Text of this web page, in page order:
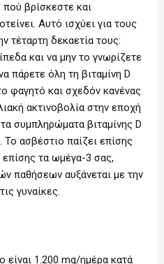
πού βρίσκεστε και
Αυτό ισχύει για τους
τέταρτη δεκαετία τους:
και να μην το γνωρίζετε
πάρετε όλη τη βιταμίνη D
φαγητό και σχεδόν κανένας
ακτινοβολία στην εποχή
συμπληρώματα βιταμίνης D
Το ασβέστιο παίζει επίσης
επίσης τα ωμέγα-3 σας,
παθήσεων αυξάνεται με την
γυναίκες.
είναι 1.200 mg/ημέρα κατά